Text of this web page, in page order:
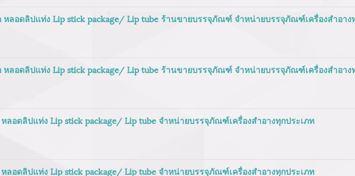
ลอดลิปแท่ง Lip stick package/ Lip tube ร้านขายบรรจุภัณฑ์ จำหน่ายบรรจุภัณฑ์เครื่องสำอาง
ลอดลิปแท่ง Lip stick package/ Lip tube ร้านขายบรรจุภัณฑ์ จำหน่ายบรรจุภัณฑ์เครื่องสำอาง
อดลิปแท่ง Lip stick package/ Lip tube จำหน่ายบรรจุภัณฑ์เครื่องสำอางทุกประเภท
อดลิปแท่ง Lip stick package/ Lip tube จำหน่ายบรรจุภัณฑ์เครื่องสำอางทุกประเภท